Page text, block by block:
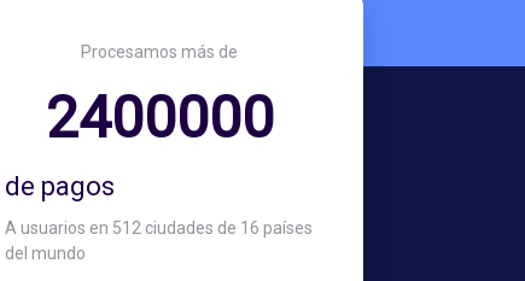
Procesamos más de
3000000
de pagos
A usuarios en 512 ciudades de 16 países
del mundo